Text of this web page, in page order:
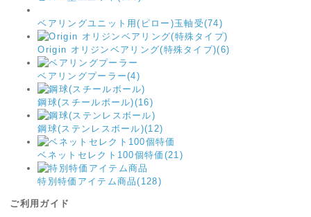
ベアリングユニット用(ピロー)玉軸受(74)
Origin オリジンベアリング(特殊タイプ)(6)
ベアリングプーラー(4)
鋼球(スチールボール)(16)
鋼球(ステンレスボール)(12)
ベネットセレクト100個特価(21)
特別特価アイテム商品(128)
ご利用ガイド